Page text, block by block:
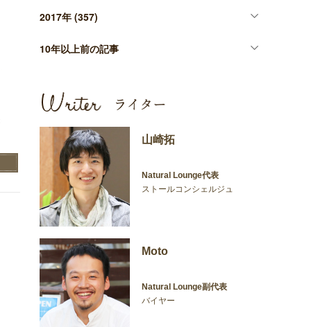
2017年(357)
10年以上前の記事
山崎拓
Natural Lounge代表
ストールコンシェルジュ
Moto
Natural Lounge副代表
バイヤー